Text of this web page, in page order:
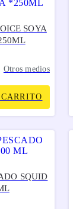
SOYA
Otros medios
SQUID